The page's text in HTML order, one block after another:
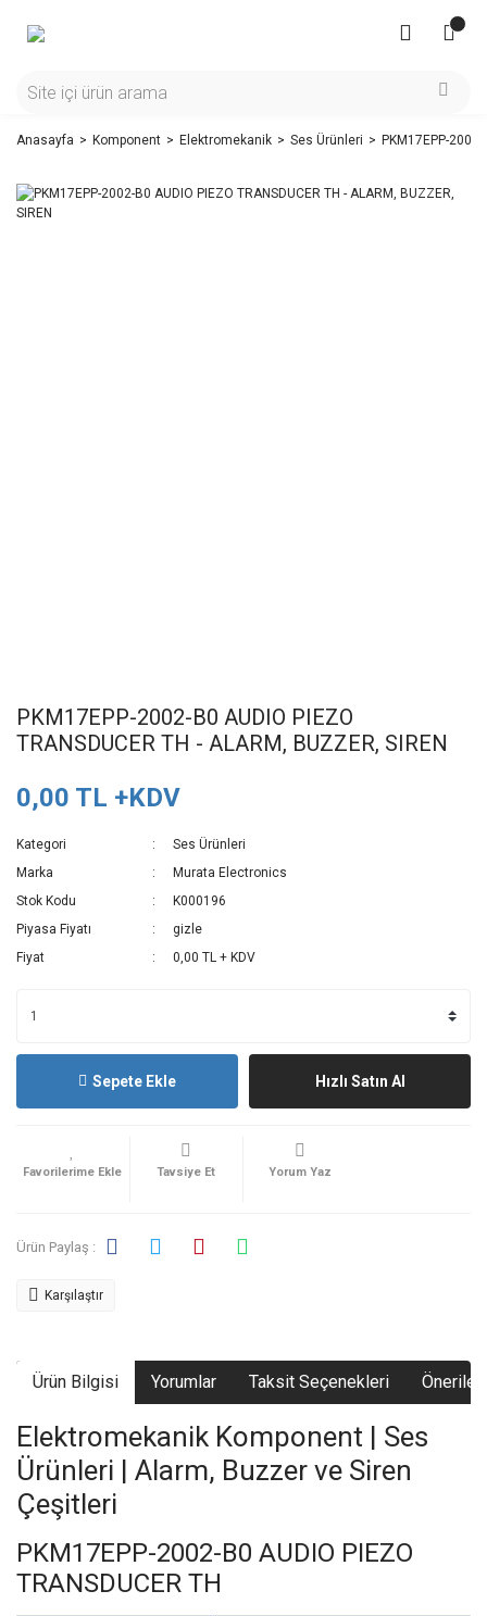
Anasayfa Komponent Elektromekanik Ses Ürünleri PKM17EPP-
PKM17EPP-2002-B0 AUDIO PIEZO
TRANSDUCER TH - ALARM, BUZZER, SIREN
0,00 TL +KDV
Kategori
Ses Ürünleri
Marka
Murata Electronics
Stok Kodu
K000196
Piyasa Fiyatı
gizle
Fiyat
0,00 TL + KDV
Sepete Ekle Hızlı Satın Al
Tavsiye Et Yorum Yaz
Ürün Paylaş :
Karşılaştır
Ürün Bilgisi Yorumlar Taksit Seçenekleri
Elektromekanik Komponent | Ses
Ürünleri | Alarm, Buzzer ve Siren
Çeşitleri
PKM17EPP-2002-B0 AUDIO PIEZO
TRANSDUCER TH